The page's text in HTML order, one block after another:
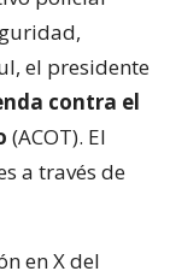
el presidente
contra el
(ACOT). El
a través de
en X del